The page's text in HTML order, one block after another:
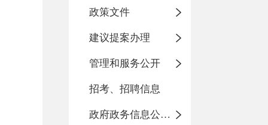
政策文件
建议提案办理
管理和服务公开
招考、招聘信息
政府政务信息公开目录